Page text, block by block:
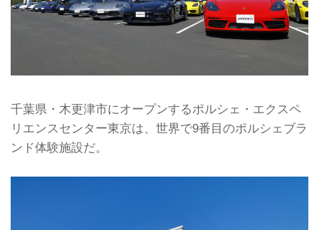
千葉県・木更津市にオープンするポルシェ・エクスペ
リエンスセンター東京は、世界で9番目のポルシェブラ
ンド体験施設だ。